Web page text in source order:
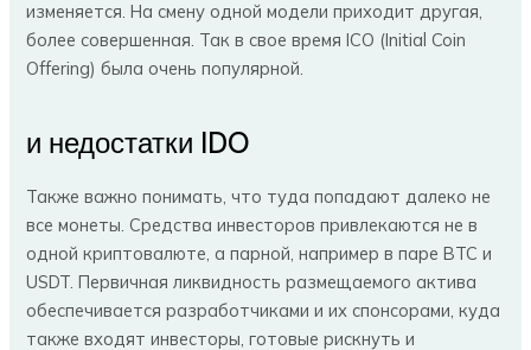
изменяется. На смену одной модели приходит другая,
более совершенная. Так в свое время ICO (Initial Coin
Offering) была очень популярной.
и недостатки IDO
Также важно понимать, что туда попадают далеко не
все монеты. Средства инвесторов привлекаются не в
одной криптовалюте, а парной, например в паре BTC и
USDT. Первичная ликвидность размещаемого актива
обеспечивается разработчиками и их спонсорами, куда
также входят инвесторы, готовые рискнуть и